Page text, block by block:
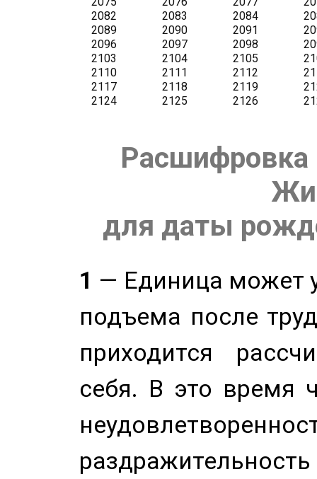
Расшифровка
для даты
1 — Единица может
подъема после
приходится
себя. В это время